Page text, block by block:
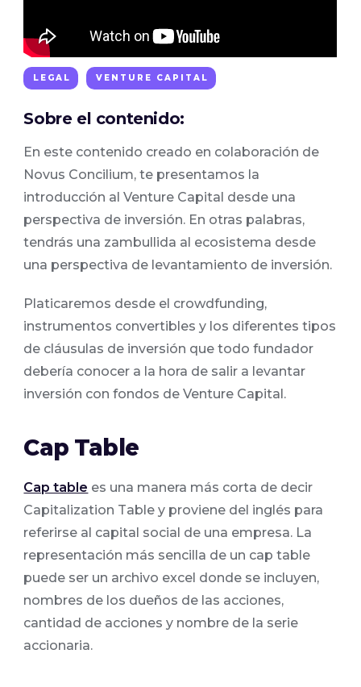
LEGAL VENTURE CAPITAL
Sobre el contenido:
En este contenido creado en colaboración de
Novus Concilium, te presentamos la
introducción al Venture Capital desde una
perspectiva de inversión. En otras palabras,
tendrás una zambullida al ecosistema desde
una perspectiva de levantamiento de inversión.
Platicaremos desde el crowdfunding,
instrumentos convertibles y los diferentes tipos
de cláusulas de inversión que todo fundador
debería conocer a la hora de salir a levantar
inversión con fondos de Venture Capital.
Cap Table
Cap table es una manera más corta de decir
Capitalization Table y proviene del inglés para
referirse al capital social de una empresa. La
representación más sencilla de un cap table
puede ser un archivo excel donde se incluyen,
nombres de los dueños de las acciones,
cantidad de acciones y nombre de la serie
accionaria.